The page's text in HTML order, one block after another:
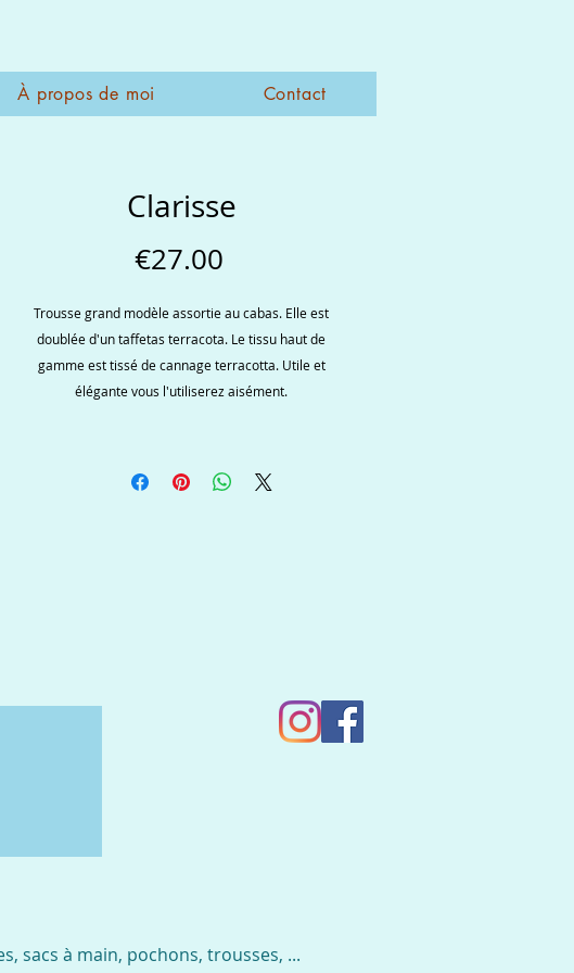
À propos de moi Contact
Clarisse
€27.00Price
Trousse grand modèle assortie au cabas. Elle est
doublée d'un taffetas terracota. Le tissu haut de
gamme est tissé de cannage terracotta. Utile et
élégante vous l'utiliserez aisément.
sacs à main, pochons, trousses, ...